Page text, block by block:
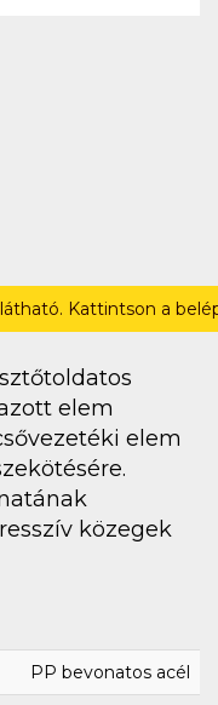
Kattintson a
elem
elem
közegek
PP bevonatos acél